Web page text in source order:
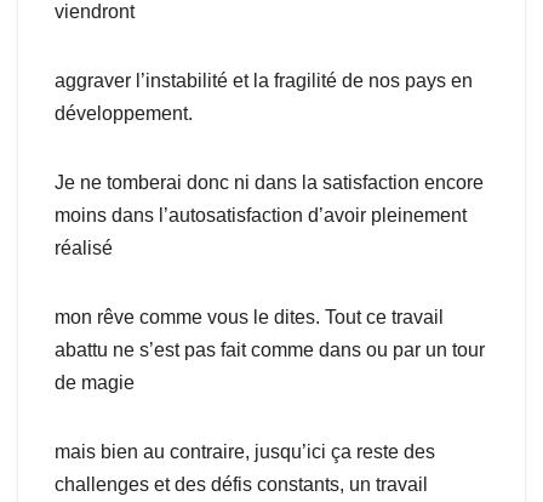
viendront
aggraver l’instabilité et la fragilité de nos pays en
développement.
Je ne tomberai donc ni dans la satisfaction encore
moins dans l’autosatisfaction d’avoir pleinement
réalisé
mon rêve comme vous le dites. Tout ce travail
abattu ne s’est pas fait comme dans ou par un tour
de magie
mais bien au contraire, jusqu’ici ça reste des
challenges et des défis constants, un travail